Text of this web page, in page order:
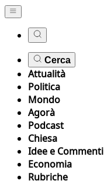
Cerca
Attualità
Politica
Mondo
Agorà
Podcast
Chiesa
Idee e Commenti
Economia
Rubriche